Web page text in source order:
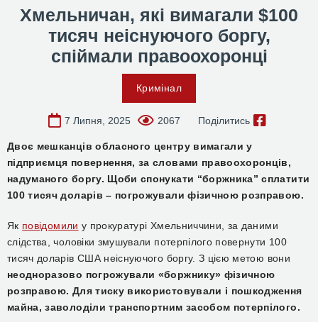
Хмельничан, які вимагали $100
тисяч неіснуючого боргу,
спіймали правоохоронці
Кримінал
7 Липня, 2025 2067 Поділитись
Двоє мешканців обласного центру вимагали у
підприємця повернення, за словами правоохоронців,
надуманого боргу. Щоби спонукати “боржника” сплатити
100 тисяч доларів – погрожували фізичною розправою.
Як повідомили у прокуратурі Хмельниччини, за даними
слідства, чоловіки змушували потерпілого повернути 100
тисяч доларів США неіснуючого боргу. З цією метою вони
неодноразово погрожували «боржнику» фізичною
розправою. Для тиску використовували і пошкодження
майна, заволоділи транспортним засобом потерпілого.